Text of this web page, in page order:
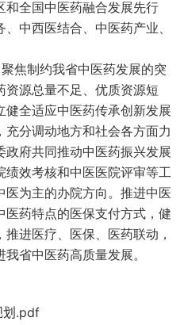
和全国中医药融合发展先行
中西医结合、中医药产业、
聚焦制约我省中医药发展的突
资源总量不足、优质资源短
全适应中医药传承创新发展
分调动地方和社会各方面力
府共同推动中医药振兴发展
效考核和中医医院评审等工
为主的办院方向。推进中医
药特点的医保支付方式，健
进医疗、医保、医药联动，
省中医药高质量发展。
划.pdf